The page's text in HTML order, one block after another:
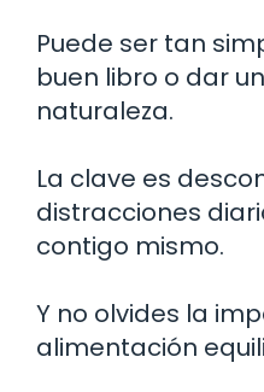
Puede ser tan
buen libro o dar
naturaleza.
La clave es
distracciones
contigo mismo.
Y no olvides la
alimentación